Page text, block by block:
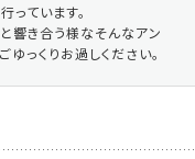
ています。
響き合う様なそんなアン
っくりお過しください。